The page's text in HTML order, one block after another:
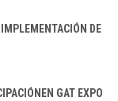
DE
GAT EXPO